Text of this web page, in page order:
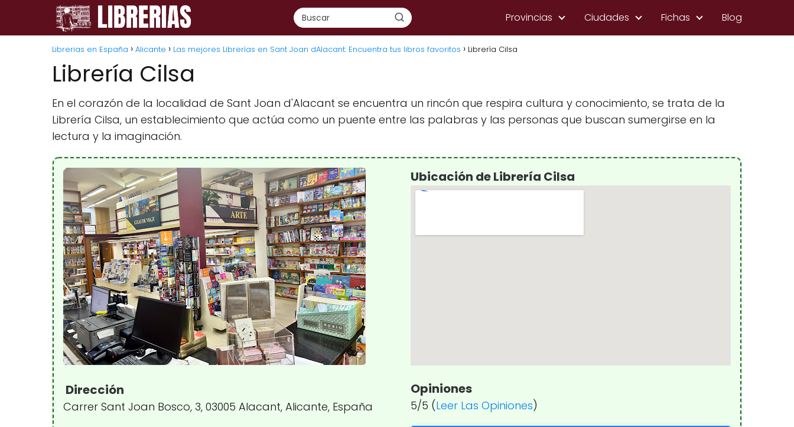
Provincias Ciudades Fichas Blog
Librerias en España Alicante Las mejores Librerías en Sant Joan dAlacant: Encuentra tus libros favoritos Librería Cilsa
Librería Cilsa
En el corazón de la localidad de Sant Joan d'Alacant se encuentra un rincón que respira cultura y conocimiento, se trata de la
Librería Cilsa, un establecimiento que actúa como un puente entre las palabras y las personas que buscan sumergirse en la
lectura y la imaginación.
Dirección
Carrer Sant Joan Bosco, 3, 03005 Alacant, Alicante, España
Ubicación de Librería Cilsa
Opiniones
5/5 (Leer Las Opiniones)